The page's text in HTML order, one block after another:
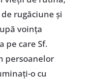
rugăciune şi
voinţa
pe care Sf.
persoanelor
o cu